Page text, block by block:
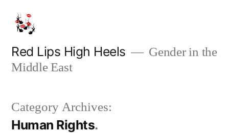
content
Red Lips High Heels
Gender in the
Middle East
Category Archives:
Human Rights